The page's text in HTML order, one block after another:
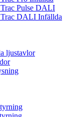
Pulse DALI
DALI Infällda
ljustavlor